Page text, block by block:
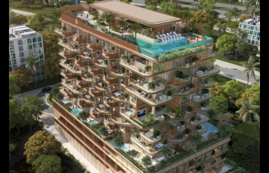
Chủ đầu tư: Mr Tuấn
Thể loại công trình: Khách sạn